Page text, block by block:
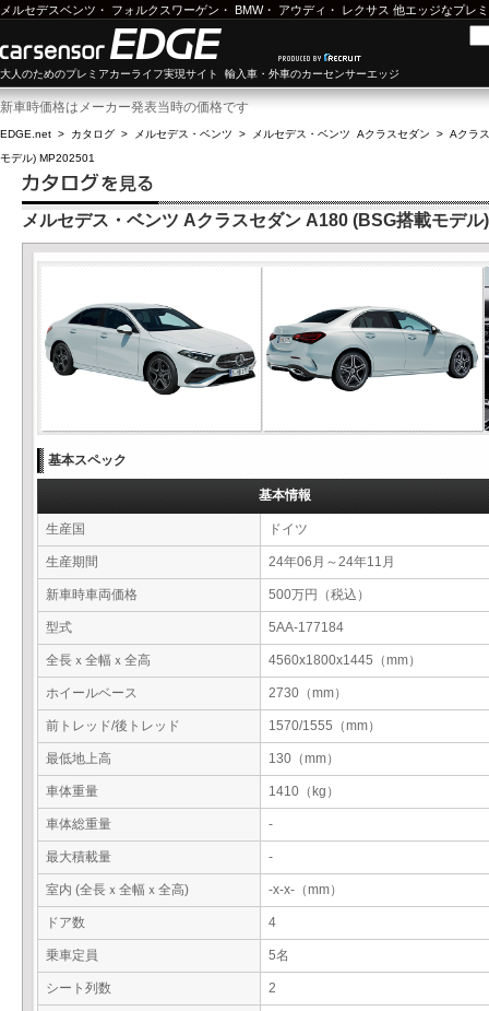
メルセデスベンツ ・ フォルクスワーゲン ・ BMW・ アウディ ・ レクサス 他エッジなプレ
大人のためのプレミアカーライフ実現サイト 輸入車・外車のカーセンサーエッジ
新車時価格はメーカー発表当時の価格です
EDGE.net > カタログ > メルセデス・ベンツ > メルセデス・ベンツ Aクラスセダン > Aクラ
モデル) MP202501
メルセデス・ベンツ Aクラスセダン A180 (BSG搭載モデル
基本スペック
基本情報
生産国 ドイツ
生産期間 24年06月～24年11月
新車時車両価格 500万円（税込）
型式 5AA-177184
全長ｘ全幅ｘ全高 4560x1800x1445（mm）
ホイールベース 2730（mm）
前トレッド/後トレッド 1570/1555（mm）
最低地上高 130（mm）
車体重量 1410（kg）
車体総重量 -
最大積載量 -
室内 (全長ｘ全幅ｘ全高) -x-x-（mm）
ドア数 4
乗車定員 5名
シート列数 2